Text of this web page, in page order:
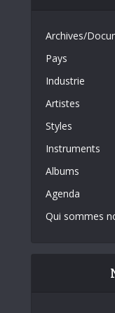
Archives/
Pays
Industrie
Artistes
Styles
Instruments
Albums
Agenda
Qui sommes